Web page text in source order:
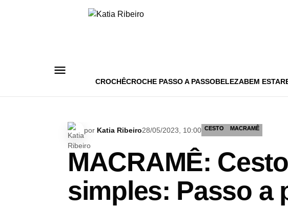
CROCHÊCROCHE PASSO A PASSOBELEZABEM ESTAR
por Katia Ribeiro28/05/2023, 10:00 CESTO MACRAMÊ
MACRAMÊ:
simples: Passo a